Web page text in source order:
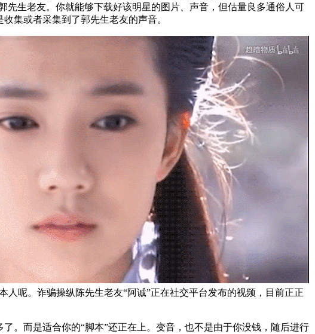
先生老友。你就能够下载好该明星的图片、声音，但估量良多通俗人可
集或者采集到了郭先生老友的声音。
呢。诈骗操纵陈先生老友“阿诚”正在社交平台发布的视频，目前正正
而是适合你的“脚本”还正在上。变音，也不是由于你没钱，随后进行